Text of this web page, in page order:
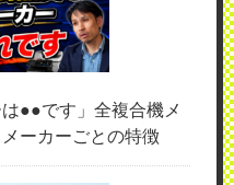
●●です」全複合機メ
ーカーごとの特徴